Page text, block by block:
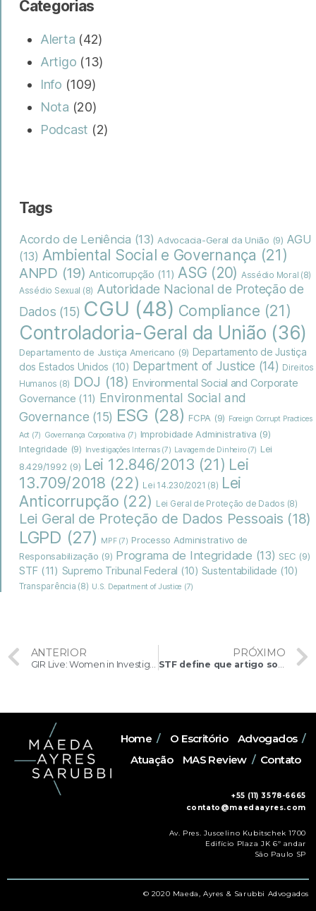
Categorias
Alerta (42)
Artigo (13)
Info (109)
Nota (20)
Podcast (2)
Tags
Acordo de Leniência (13) Advocacia-Geral da União (9) AGU
(13) Ambiental Social e Governança (21)
ANPD (19) Anticorrupção (11) ASG (20) Assédio Moral (8)
Assédio Sexual (8) Autoridade Nacional de Proteção de
Dados (15) CGU (48) Compliance (21)
Controladoria-Geral da União (36)
Departamento de Justiça Americano (9) Departamento de Justiça
dos Estados Unidos (10) Department of Justice (14) Direitos
Humanos (8) DOJ (18) Environmental Social and Corporate
Governance (11) Environmental Social and
Governance (15) ESG (28) FCPA (9) Foreign Corrupt Practices
Act (7) Governança Corporativa (7) Improbidade Administrativa (9)
Integridade (9) Investigações Internas(7) Lavagem de Dinheiro(7) Lei
8.429/1992 (9) Lei 12.846/2013 (21) Lei
13.709/2018 (22) Lei 14.230/2021 (8) Lei
Anticorrupção (22) Lei Geral de Proteção de Dados (8)
Lei Geral de Proteção de Dados Pessoais (18)
LGPD (27) MPF(7) Processo Administrativo de
Responsabilização (9) Programa de Integridade (13) SEC (9)
STF (11) Supremo Tribunal Federal (10) Sustentabilidade (10)
Transparência (8) U.S. Department of Justice (7)
ANTERIOR PRÓXIMO
Home / O Escritório Advogados /
Atuação
MAS Review / Contato
+55 (11) 3578-6665
contato@maedaayres.com
Av. Pres. Juscelino Kubitschek 1700
Edifício Plaza JK 6º andar
São Paulo SP
© 2020 Maeda, Ayres & Sarubbi Advogados